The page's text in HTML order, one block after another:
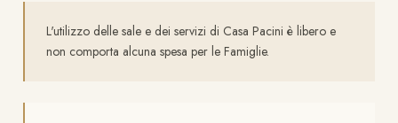
L'utilizzo delle sale e dei servizi di Casa Pacini è libero e
non comporta alcuna spesa per le Famiglie.